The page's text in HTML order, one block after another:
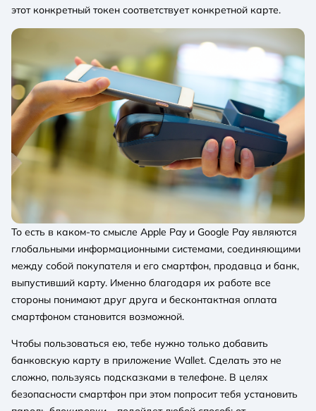
этот конкретный токен соответствует конкретной карте.
То есть в каком-то смысле Apple Pay и Google Pay являются
глобальными информационными системами, соединяющими
между собой покупателя и его смартфон, продавца и банк,
выпустивший карту. Именно благодаря их работе все
стороны понимают друг друга и бесконтактная оплата
смартфоном становится возможной.
Чтобы пользоваться ею, тебе нужно только добавить
банковскую карту в приложение Wallet. Сделать это не
сложно, пользуясь подсказками в телефоне. В целях
безопасности смартфон при этом попросит тебя установить